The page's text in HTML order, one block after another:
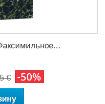
€ -50%